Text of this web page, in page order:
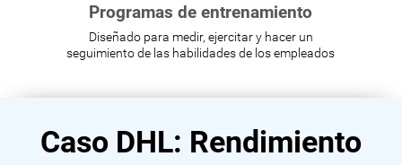
Programas de entrenamiento
Diseñado para medir, ejercitar y hacer un
seguimiento de las habilidades de los empleados
Caso DHL: Rendimiento